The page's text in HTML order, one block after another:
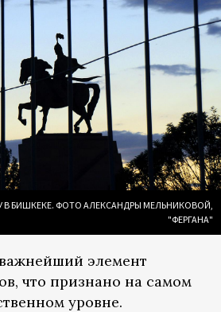
БИШКЕКЕ. ФОТО АЛЕКСАНДРЫ МЕЛЬНИКОВОЙ,
"ФЕРГАНА"
элемент
что признано на самом
уровне.